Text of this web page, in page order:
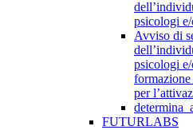
psicologi
Avviso di
psicologi
formazione
per
FUTURLABS